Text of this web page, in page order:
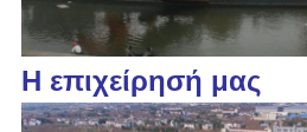
Η επιχείρησή μας